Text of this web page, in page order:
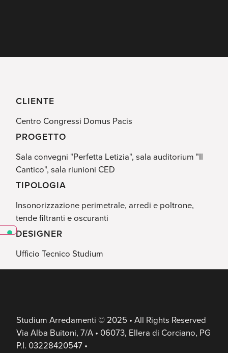
CLIENTE
Centro Congressi Domus Pacis
PROGETTO
Sala convegni "Perfetta Letizia", sala auditorium "Il
Cantico", sala riunioni CED
TIPOLOGIA
Insonorizzazione perimetrale, arredi e poltrone,
tende filtranti e oscuranti
DESIGNER
Ufficio Tecnico Studium
Studium Arredamenti © 2025 • All Rights Reserved
Via Alba Buitoni, 7/A • 06073, Ellera di Corciano, PG
P.I. 03228420547 •